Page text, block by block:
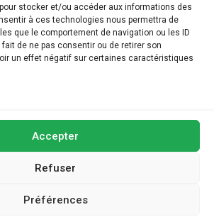
stocker et/ou accéder aux informations des
à ces technologies nous permettra de
que le comportement de navigation ou les ID
de ne pas consentir ou de retirer son
un effet négatif sur certaines caractéristiques
Accepter
Refuser
Préférences